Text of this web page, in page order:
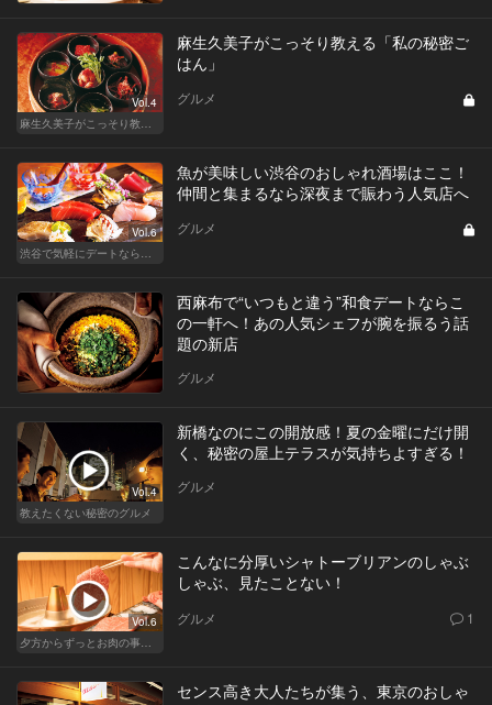
Vol.4
麻生久美子がこっそり教える「私の秘密ごはん」
麻生久美子がこっそり教える「私の秘密ご
はん」
グルメ
Vol.6
魚が美味しい渋谷のおしゃれ酒場はここ！
仲間と集まるなら深夜まで賑わう人気店へ
グルメ
西麻布で“いつもと違う”和食デートならこ
の一軒へ！あの人気シェフが腕を振るう話
題の新店
グルメ
Vol.4
教えたくない秘密のグルメ
新橋なのにこの開放感！夏の金曜にだけ開
く、秘密の屋上テラスが気持ちよすぎる！
グルメ
Vol.6
こんなに分厚いシャトーブリアンのしゃぶ
しゃぶ、見たことない！
グルメ 1
センス高き大人たちが集う、東京のおしゃ